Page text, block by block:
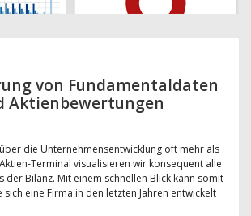
von Fundamentaldaten
Aktienbewertungen
die Unternehmensentwicklung oft mehr als
Terminal visualisieren wir konsequent alle
der Bilanz. Mit einem schnellen Blick kann somit
eine Firma in den letzten Jahren entwickelt